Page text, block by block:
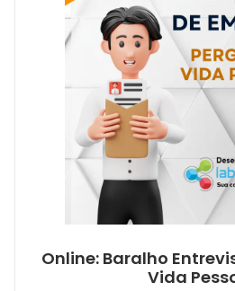
Online: Baralho
Vida